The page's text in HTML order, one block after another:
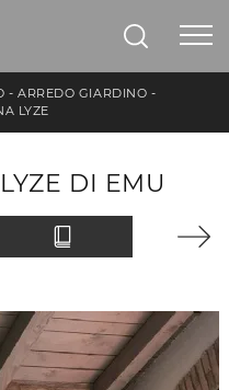
-ARREDO GIARDINO -
LYZE
DI EMU